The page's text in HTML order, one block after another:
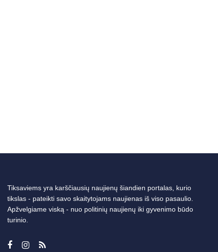
Tiksaviems yra karščiausių naujienų šiandien portalas, kurio
tikslas - pateikti savo skaitytojams naujienas iš viso pasaulio.
Apžvelgiame viską - nuo politinių naujienų iki gyvenimo būdo
turinio.